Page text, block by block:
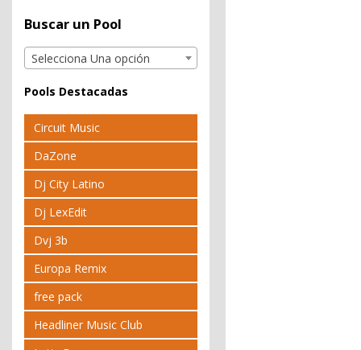
Buscar un Pool
Selecciona Una opción
Pools Destacadas
Circuit Music
DaZone
Dj City Latino
Dj LexEdit
Dvj 3b
Europa Remix
free pack
Headliner Music Club